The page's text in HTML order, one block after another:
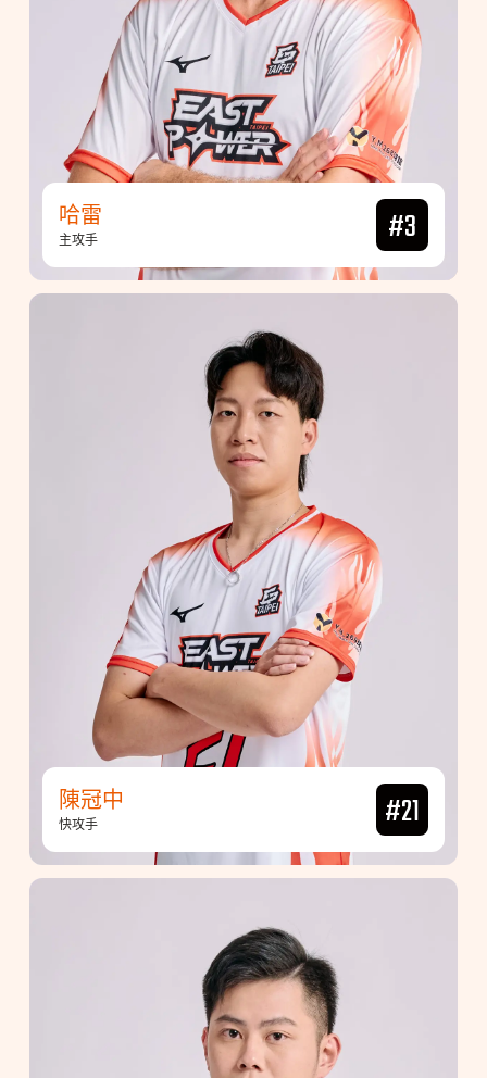
哈雷
主攻手 #3
陳冠中
快攻手 #21